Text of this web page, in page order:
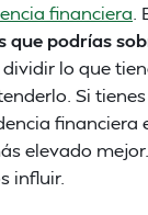
financiera
que podrías
lo que
Si
financiera
elevado
influir.